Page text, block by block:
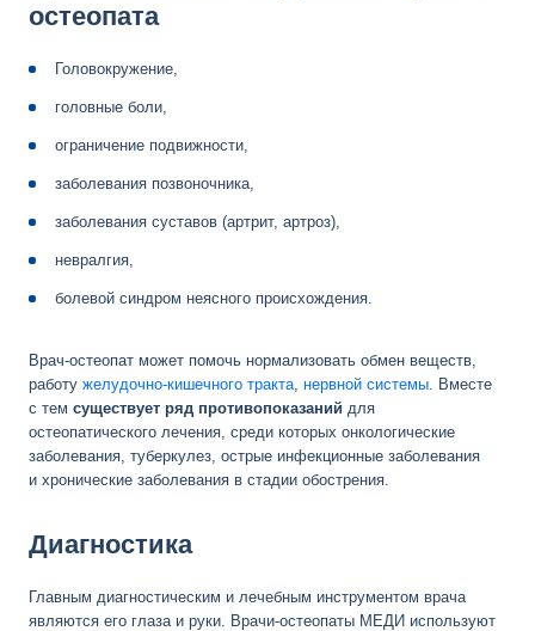
остеопата
Головокружение,
головные боли,
ограничение подвижности,
заболевания позвоночника,
заболевания суставов (артрит, артроз),
невралгия,
болевой синдром неясного происхождения.
Врач-остеопат может помочь нормализовать обмен веществ,
работу желудочно-кишечного тракта, нервной системы. Вместе
с тем существует ряд противопоказаний для
остеопатического лечения, среди которых онкологические
заболевания, туберкулез, острые инфекционные заболевания
и хронические заболевания в стадии обострения.
Диагностика
Главным диагностическим и лечебным инструментом врача
являются его глаза и руки. Врачи-остеопаты МЕДИ используют